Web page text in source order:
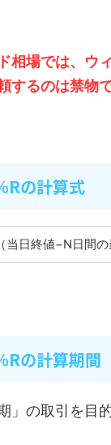
相場では、ウ
するのは禁物で
Rの計算式
当日終値−N日間
Rの計算期間
」の取引を目